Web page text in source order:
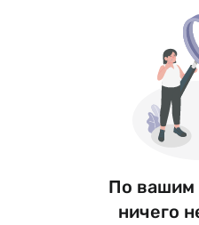
По вашим
ничего